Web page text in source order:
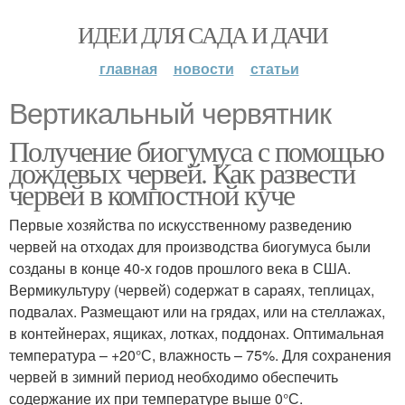
ИДЕИ ДЛЯ САДА И ДАЧИ
главная новости статьи
Вертикальный червятник
Получение биогумуса с помощью
дождевых червей. Как развести
червей в компостной куче
Первые хозяйства по искусственному разведению
червей на отходах для производства биогумуса были
созданы в конце 40-х годов прошлого века в США.
Вермикультуру (червей) содержат в сараях, теплицах,
подвалах. Размещают или на грядах, или на стеллажах,
в контейнерах, ящиках, лотках, поддонах. Оптимальная
температура – +20°С, влажность – 75%. Для сохранения
червей в зимний период необходимо обеспечить
содержание их при температуре выше 0°С.